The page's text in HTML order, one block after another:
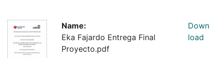
Name:
Eka Fajardo Entrega Final
Proyecto.pdf
Down
load